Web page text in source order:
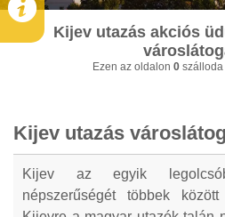
Kijev utazás akciós
Ezen az oldalon 0 szálloda
Kijev utazás
Kijev az egyik
népszerűségét többek